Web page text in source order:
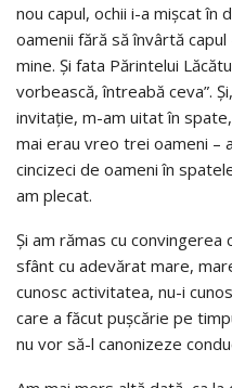
nou capul, ochii i-a mişcat în
oamenii fără să învârtă
mine. Şi fata Părintelui
vorbească, întreabă ceva”.
invitaţie, m-am uitat în
mai erau vreo trei oameni –
cincizeci de oameni în
am plecat.
Şi am rămas cu convingerea
sfânt cu adevărat mare,
cunosc activitatea, nu-i
care a făcut puşcărie pe
nu vor să-l canonizeze